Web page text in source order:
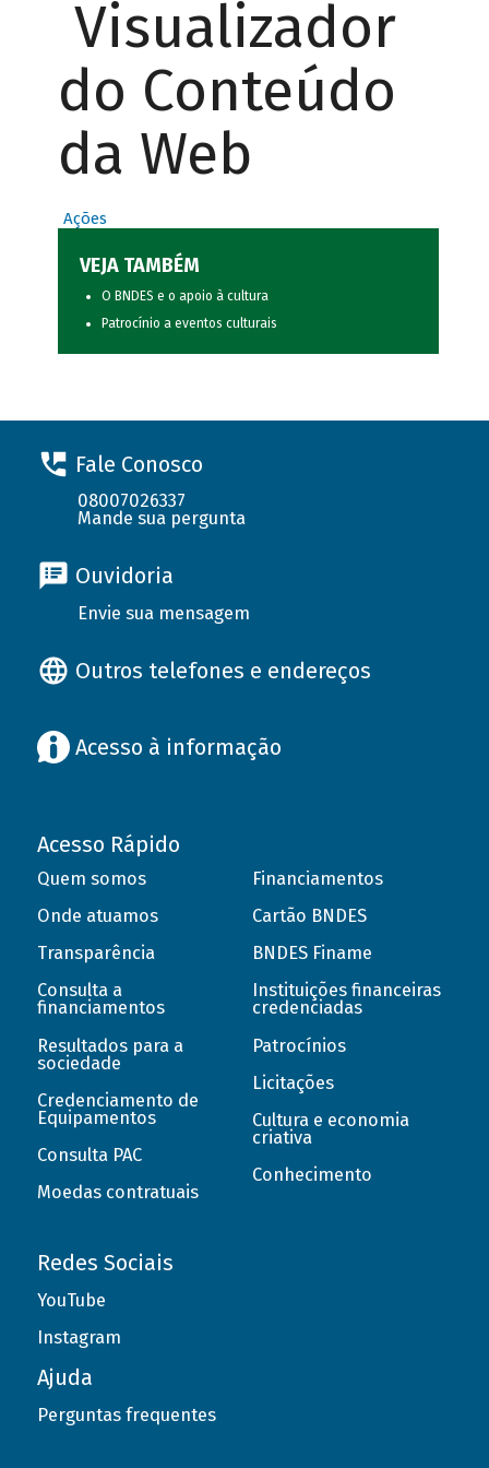
Visualizador
do Conteúdo
da Web
Ações
VEJA TAMBÉM
O BNDES e o apoio à cultura
Patrocínio a eventos culturais
Fale Conosco
08007026337
Mande sua pergunta
Ouvidoria
Envie sua mensagem
Outros telefones e endereços
Acesso à informação
Acesso Rápido
Quem somos
Onde atuamos
Transparência
Consulta a
financiamentos
Resultados para a
sociedade
Credenciamento de
Equipamentos
Consulta PAC
Moedas contratuais
Financiamentos
Cartão BNDES
BNDES Finame
Instituições financeiras
credenciadas
Patrocínios
Licitações
Cultura e economia
criativa
Conhecimento
Redes Sociais
YouTube
Instagram
Ajuda
Perguntas frequentes